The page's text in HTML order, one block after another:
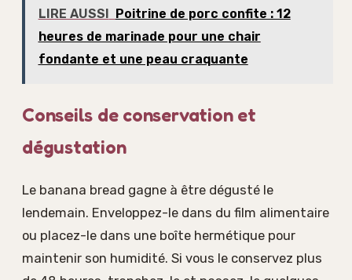
LIRE AUSSI Poitrine de porc confite : 12
heures de marinade pour une chair
fondante et une peau craquante
Conseils de conservation et
dégustation
Le banana bread gagne à être dégusté le
lendemain. Enveloppez-le dans du film alimentaire
ou placez-le dans une boîte hermétique pour
maintenir son humidité. Si vous le conservez plus